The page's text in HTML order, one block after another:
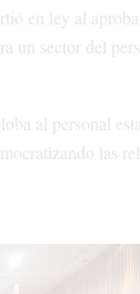
en ley al
un sector del
al personal
las